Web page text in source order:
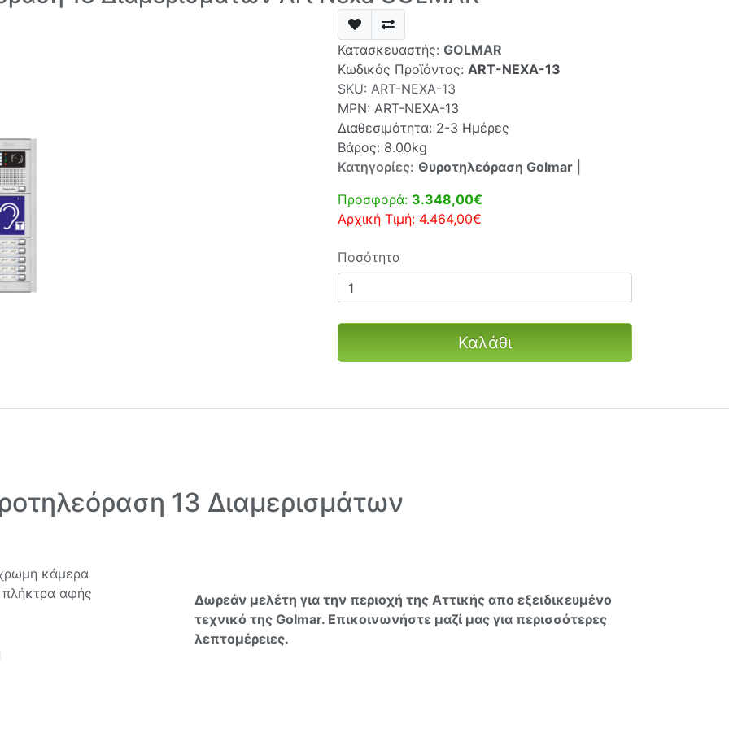
Κατασκευαστής:GOLMAR
Κωδικός Προϊόντος:ART-NEXA-13
SKU:ART-NEXA-13
MPN:ART-NEXA-13
Διαθεσιμότητα: 2-3 Ημέρες
Βάρος: 8.00kg
Κατηγορίες: Θυροτηλεόραση Golmar
Προσφορά: 3.348,00€
Αρχική Τιμή:4.464,00€
Ποσότητα
Καλάθι
13 Διαμερισμάτων
κάμερα
πλήκτρα αφής
Δωρεάν μελέτη για την περιοχή της Αττικής απο εξειδικευμένο
τεχνικό της Golmar. Επικοινωνήστε μαζί μας για περισσότερες
λεπτομέρειες.